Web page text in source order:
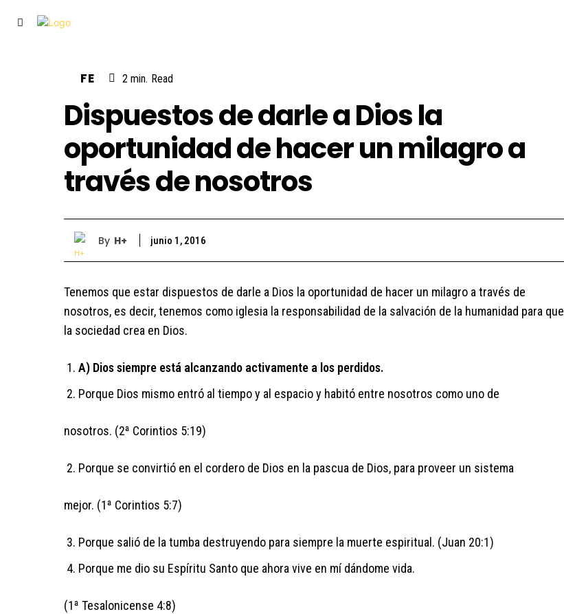
FE 2 min. Read
Dispuestos de darle a Dios la
oportunidad de hacer un milagro a
través de nosotros
By H+ junio 1, 2016
Tenemos que estar dispuestos de darle a Dios la oportunidad de hacer un milagro a través de
nosotros, es decir, tenemos como iglesia la responsabilidad de la salvación de la humanidad para que
la sociedad crea en Dios.
A) Dios siempre está alcanzando activamente a los perdidos.
Porque Dios mismo entró al tiempo y al espacio y habitó entre nosotros como uno de
nosotros. (2ª Corintios 5:19)
Porque se convirtió en el cordero de Dios en la pascua de Dios, para proveer un sistema
mejor. (1ª Corintios 5:7)
Porque salió de la tumba destruyendo para siempre la muerte espiritual. (Juan 20:1)
Porque me dio su Espíritu Santo que ahora vive en mí dándome vida.
(1ª Tesalonicense 4:8)